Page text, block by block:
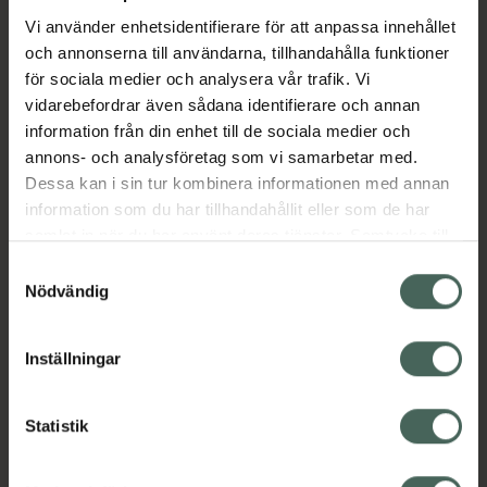
Vi använder enhetsidentifierare för att anpassa innehållet
och annonserna till användarna, tillhandahålla funktioner
för sociala medier och analysera vår trafik. Vi
vidarebefordrar även sådana identifierare och annan
information från din enhet till de sociala medier och
annons- och analysföretag som vi samarbetar med.
Dessa kan i sin tur kombinera informationen med annan
information som du har tillhandahållit eller som de har
återkalla ditt samtycke via webbplatsens
cookieinställningar. Ett återkallat samtycke påverkar inte
lagligheten av behandling som skett innan återkallelsen.
Nödvändig
Inställningar
Statistik
konsistens sömlöst över huden. Det gör det
enkelt att skapa allt från en subtil look till en
mer definierad kontur.
The Cream Bronzer finns i fyra solkyssta
nyanser, från ljus till djup, och är idealisk för
att mjukt framhäva dina drag eller ge din hy
en naturlig värme.
Kategorier:
Makeup
Visa